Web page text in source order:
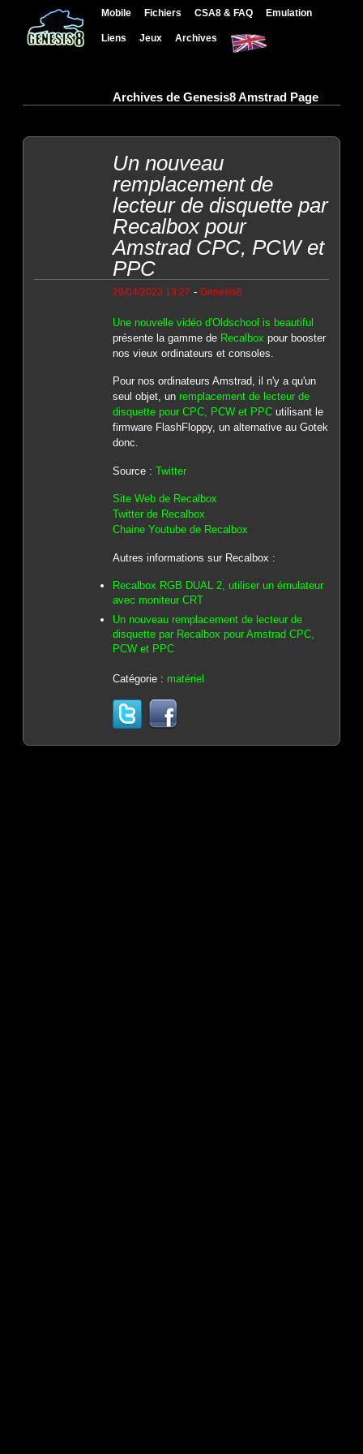
Mobile Fichiers CSA8 & FAQ Emulation
Liens Jeux Archives
Archives de Genesis8 Amstrad Page
Un nouveau
remplacement de
lecteur de disquette par
Recalbox pour
Amstrad CPC, PCW et
PPC
29/04/2023 13:27 - Genesis8
Une nouvelle vidéo d'Oldschool is beautiful
présente la gamme de Recalbox pour booster
nos vieux ordinateurs et consoles.
Pour nos ordinateurs Amstrad, il n'y a qu'un
seul objet, un remplacement de lecteur de
disquette pour CPC, PCW et PPCutilisant le
firmware FlashFloppy, un alternative au Gotek
donc.
Source : Twitter
Site Web de Recalbox
Twitter de Recalbox
Chaine Youtube de Recalbox
Autres informations sur Recalbox :
Recalbox RGB DUAL 2, utiliser un émulateur
avec moniteur CRT
Un nouveau remplacement de lecteur de
disquette par Recalbox pour Amstrad CPC,
PCW et PPC
Catégorie : matériel